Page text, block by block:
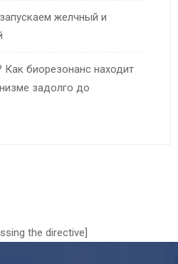
желчный и
биорезонанс находит
задолго до
the directive]